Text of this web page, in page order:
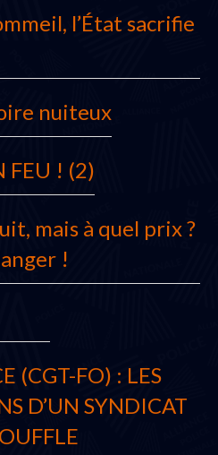
l’État sacrifie
nuiteux
FEU ! (2)
mais à quel prix ?
!
(CGT-FO) : LES
D’UN SYNDICAT